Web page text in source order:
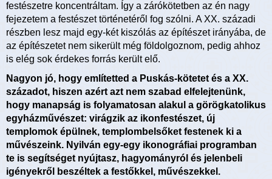
festészetre koncentráltam. Így a zárókötetben az én nagy
fejezetem a festészet történetéről fog szólni. A XX. századi
részben lesz majd egy-két kiszólás az építészet irányába, de
az építészetet nem sikerült még földolgoznom, pedig ahhoz
is elég sok érdekes forrás került elő.
Nagyon jó, hogy említetted a Puskás-kötetet és a XX.
századot, hiszen azért azt nem szabad elfelejtenünk,
hogy manapság is folyamatosan alakul a görögkatolikus
egyházművészet: virágzik az ikonfestészet, új
templomok épülnek, templombelsőket festenek ki a
művészeink. Nyilván egy-egy ikonográfiai programban
te is segítséget nyújtasz, hagyományról és jelenbeli
igényekről beszéltek a festőkkel, művészekkel.